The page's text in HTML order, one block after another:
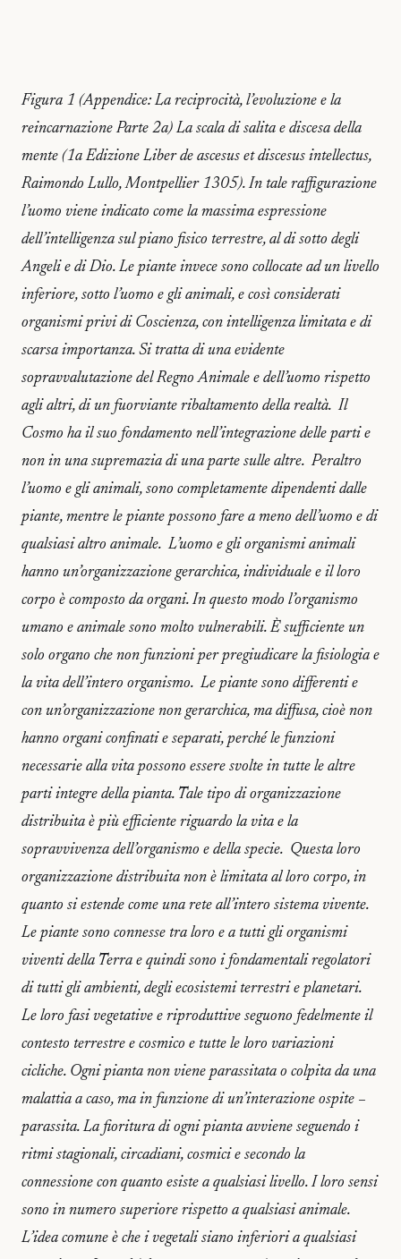
Figura 1 (Appendice: La reciprocità, l’evoluzione e la
reincarnazione Parte 2a) La scala di salita e discesa della
mente (1a Edizione Liber de ascesus et discesus intellectus,
Raimondo Lullo, Montpellier 1305). In tale raffigurazione
l’uomo viene indicato come la massima espressione
dell’intelligenza sul piano fisico terrestre, al di sotto degli
Angeli e di Dio. Le piante invece sono collocate ad un livello
inferiore, sotto l’uomo e gli animali, e così considerati
organismi privi di Coscienza, con intelligenza limitata e di
scarsa importanza. Si tratta di una evidente
sopravvalutazione del Regno Animale e dell’uomo rispetto
agli altri, di un fuorviante ribaltamento della realtà. Il
Cosmo ha il suo fondamento nell’integrazione delle parti e
non in una supremazia di una parte sulle altre. Peraltro
l’uomo e gli animali, sono completamente dipendenti dalle
piante, mentre le piante possono fare a meno dell’uomo e di
qualsiasi altro animale. L’uomo e gli organismi animali
hanno un’organizzazione gerarchica, individuale e il loro
corpo è composto da organi. In questo modo l’organismo
umano e animale sono molto vulnerabili. È sufficiente un
solo organo che non funzioni per pregiudicare la fisiologia e
la vita dell’intero organismo. Le piante sono differenti e
con un’organizzazione non gerarchica, ma diffusa, cioè non
hanno organi confinati e separati, perché le funzioni
necessarie alla vita possono essere svolte in tutte le altre
parti integre della pianta. Tale tipo di organizzazione
distribuita è più efficiente riguardo la vita e la
sopravvivenza dell’organismo e della specie. Questa loro
organizzazione distribuita non è limitata al loro corpo, in
quanto si estende come una rete all’intero sistema vivente.
Le piante sono connesse tra loro e a tutti gli organismi
viventi della Terra e quindi sono i fondamentali regolatori
di tutti gli ambienti, degli ecosistemi terrestri e planetari.
Le loro fasi vegetative e riproduttive seguono fedelmente il
contesto terrestre e cosmico e tutte le loro variazioni
cicliche. Ogni pianta non viene parassitata o colpita da una
malattia a caso, ma in funzione di un’interazione ospite –
parassita. La fioritura di ogni pianta avviene seguendo i
ritmi stagionali, circadiani, cosmici e secondo la
connessione con quanto esiste a qualsiasi livello. I loro sensi
sono in numero superiore rispetto a qualsiasi animale.
L’idea comune è che i vegetali siano inferiori a qualsiasi